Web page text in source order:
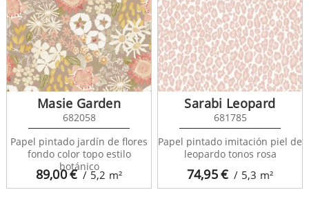
89,00€ / 5,2 m²
Masie Garden
682058
Papel pintado jardín de flores
fondo color topo estilo
botánico
74,95€ / 5,3 m²
Sarabi Leopard
681785
Papel pintado imitación piel de
leopardo tonos rosa